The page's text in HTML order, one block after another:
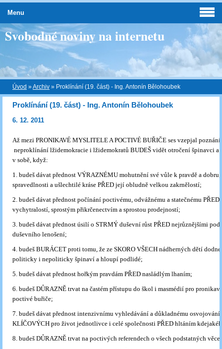
Svobodné noviny na internetu
Úvod »Archiv » Proklínání (19. část) - Ing. Antonín Bělohoubek
Proklínání (19. část) - Ing. Antonín Bělohoubek
6. 12. 2011
Až mezi PRONIKAVÉ MYSLITELE A POCTIVÉ BUŘIČE ses vzepjal
neproklínání lžidemokracie i lžidemokratů BUDEŠ vidět otročení špinavci a
v sobě, když:
1. budeš dávat přednost VÝRAZNÉMU mohutnění své vůle k pravdě a dobru,
spravedlnosti a ušlechtilé kráse PŘED její obludně velkou zakrnělostí;
2. budeš dávat přednost počínání poctivému, odvážnému a statečnému PŘED
vychytralostí, sprostým přikrčenectvím a sprostou prodejností;
3. budeš dávat přednost úsilí o STRMÝ duševní růst PŘED nejrůznějšími
duševního lenošení;
4. budeš BURÁCET proti tomu, že ze SKORO VŠECH nádherných dětí
politicky i nepoliticky špinaví a hloupí podlidé;
5. budeš dávat přednost hořkým pravdám PŘED nasládlým lhaním;
6. budeš DŮRAZNĚ trvat na častém přístupu do škol i masmédií pro
poctivé buřiče;
7. budeš dávat přednost intenzivnímu vyhledávání a důkladnému osvojování
KLÍČOVÝCH pro život jednotlivce i celé společnosti PŘED hltáním
8. budeš DŮRAZNĚ trvat na poctivých referendech o všech podstatných
Menu